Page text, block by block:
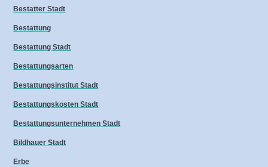
Bestatter Stadt
Bestattung
Bestattung Stadt
Bestattungsarten
Bestattungsinstitut Stadt
Bestattungskosten Stadt
Bestattungsunternehmen Stadt
Bildhauer Stadt
Erbe